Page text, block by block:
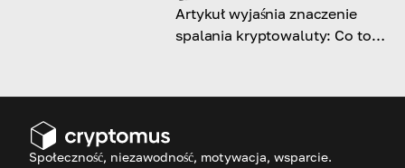
Artykuł wyjaśnia znaczenie
spalania kryptowaluty: Co to
Społeczność, niezawodność, motywacja, wsparcie.